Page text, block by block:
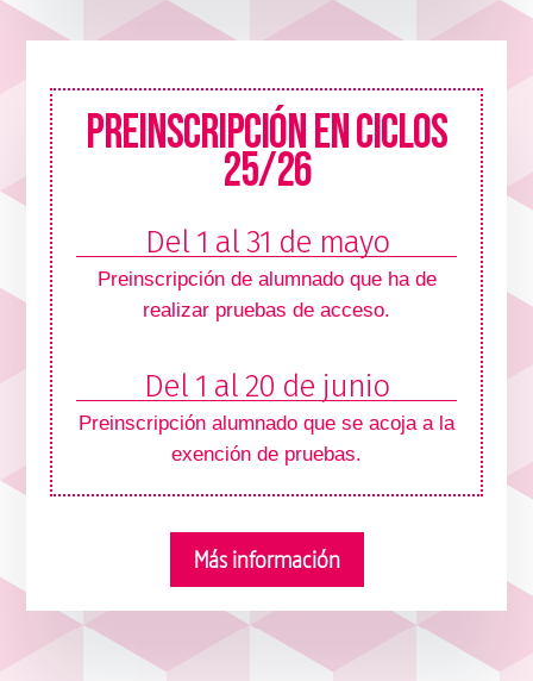
PREINSCRIPCIÓN EN CICLOS
25/26
Del 1 al 31 de mayo
Preinscripción de alumnado que ha de
realizar pruebas de acceso.
Del 1 al 20 de junio
Preinscripción alumnado que se acoja a la
exención de pruebas.
Más información